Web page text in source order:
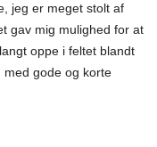
jeg er meget stolt af
gav mig mulighed for at
oppe i feltet blandt
med gode og korte